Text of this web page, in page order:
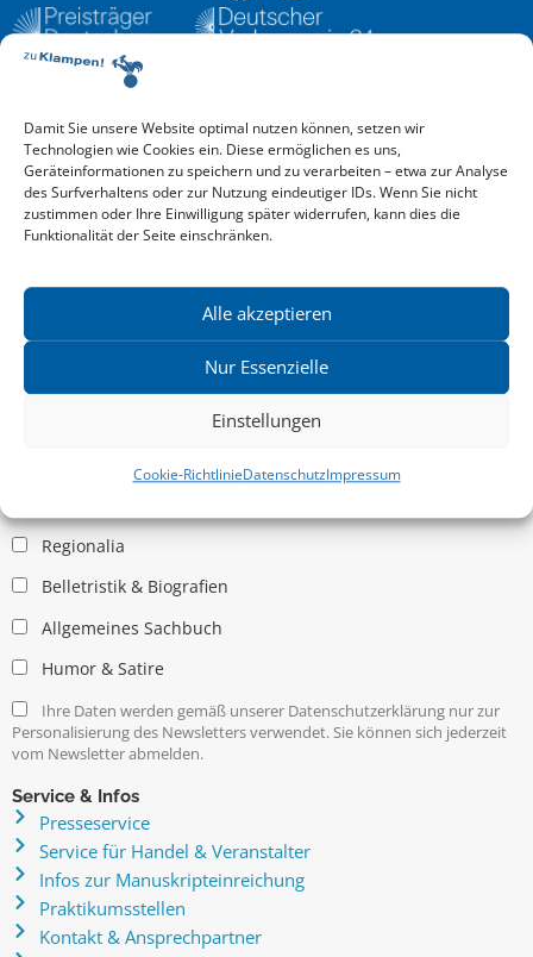
Damit Sie unsere Website optimal nutzen können, setzen wir
Technologien wie Cookies ein. Diese ermöglichen es uns,
Geräteinformationen zu speichern und zu verarbeiten – etwa zur Analyse
des Surfverhaltens oder zur Nutzung eindeutiger IDs. Wenn Sie nicht
zustimmen oder Ihre Einwilligung später widerrufen, kann dies die
Funktionalität der Seite einschränken.
Alle akzeptieren
Nur Essenzielle
Einstellungen
Cookie-RichtlinieDatenschutzImpressum
Aktuelle Vorschau
Entdecken Sie das aktuelle zu-Klampen!-Verlagsprogramm.
Hier finden Sie die Verlagsvorschau – einfach direkt online
reinlesen oder herunterladen.
Download: Vorschau zu Klampen! Herbst 2026
Mehr aktuelle Vorschauen ansehen
News zu aktuellen Neuheiten und Nachrichten im zu Klampen!
Verlag – jederzeit wieder abbestellbar.
Kritische Theorie / Philosophie
Regionalia
Belletristik & Biografien
Allgemeines Sachbuch
Humor & Satire
Ihre Daten werden gemäß unserer Datenschutzerklärung nur zur
Personalisierung des Newsletters verwendet. Sie können sich jederzeit
vom Newsletter abmelden.
Service & Infos
Presseservice
Service für Handel & Veranstalter
Infos zur Manuskripteinreichung
Praktikumsstellen
Kontakt & Ansprechpartner